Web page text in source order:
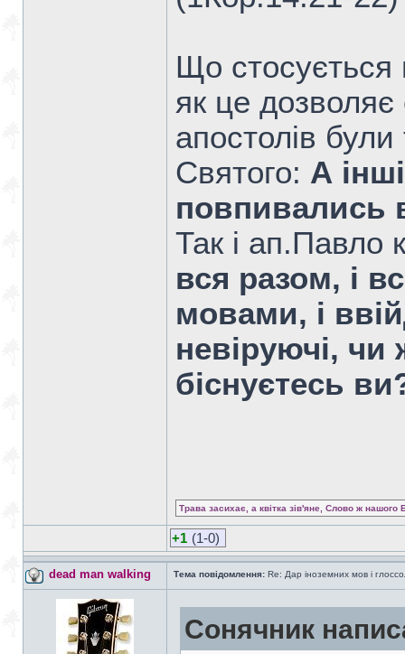
Що
як це дозволяє
апостолів
Святого: А
Так і ап.Павло
вся разом, і
мовами, і
невіруючі,
біснуєтесь
Трава засихає, а квітка зів'яне, Слово ж нашого
+1 (1-0)
dead man walking Тема повідомлення: Re: Дар іноземних мов і
Сонячник